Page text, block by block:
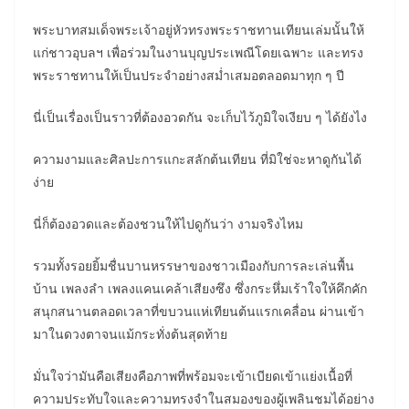
พระบาทสมเด็จพระเจ้าอยู่หัวทรงพระราชทานเทียนเล่มนั้นให้
แก่ชาวอุบลฯ เพื่อร่วมในงานบุญประเพณีโดยเฉพาะ และทรง
พระราชทานให้เป็นประจำอย่างสม่ำเสมอตลอดมาทุก ๆ ปี
นี่เป็นเรื่องเป็นราวที่ต้องอวดกัน จะเก็บไว้ภูมิใจเงียบ ๆ ได้ยังไง
ความงามและศิลปะการแกะสลักต้นเทียน ที่มิใช่จะหาดูกันได้
ง่าย
นี่ก็ต้องอวดและต้องชวนให้ไปดูกันว่า งามจริงไหม
รวมทั้งรอยยิ้มชื่นบานหรรษาของชาวเมืองกับการละเล่นพื้น
บ้าน เพลงลำ เพลงแคนเคล้าเสียงซึง ซึ่งกระหึ่มเร้าใจให้คึกคัก
สนุกสนานตลอดเวลาที่ขบวนแห่เทียนต้นแรกเคลื่อน ผ่านเข้า
มาในดวงตาจนแม้กระทั่งต้นสุดท้าย
มั่นใจว่ามันคือเสียงคือภาพที่พร้อมจะเข้าเบียดเข้าแย่งเนื้อที่
ความประทับใจและความทรงจำในสมองของผู้เพลินชมได้อย่าง